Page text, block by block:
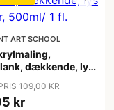
ART SCHOOL
dækkende, lys
109,00 KR
kr